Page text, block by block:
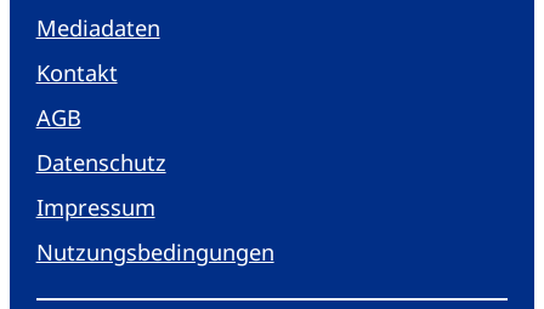
Mediadaten
Kontakt
AGB
Datenschutz
Impressum
Nutzungsbedingungen